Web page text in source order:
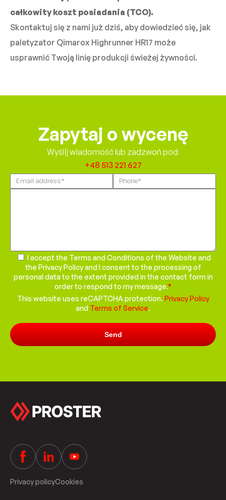
całkowity koszt posiadania (TCO).
Skontaktuj się z nami już dziś, aby dowiedzieć się, jak
paletyzator Qimarox Highrunner HR17 może
usprawnić Twoją linię produkcji świeżej żywności.
Zapytaj o wycenę
Wyślij wiadomość lub zadzwoń pod
+48 513 221 627
Please
leave
I accept the Terms and Conditions of the Website and
the Privacy Policy and I consent to the processing of
personal data to the extent provided in the contact form in
order to respond to my message.*
This website uses reCAPTCHA protection. Privacy Policy
and Terms of Service.
Privacy policyCookies